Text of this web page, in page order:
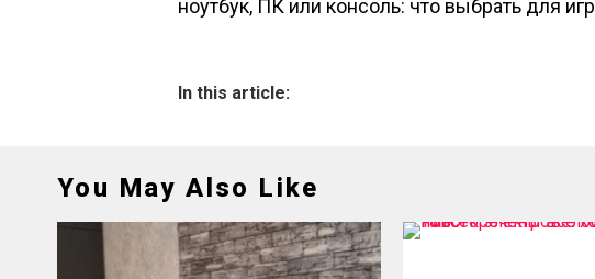
ноутбук, ПК или консоль: что выбрать для игр
In this article:
You May Also Like